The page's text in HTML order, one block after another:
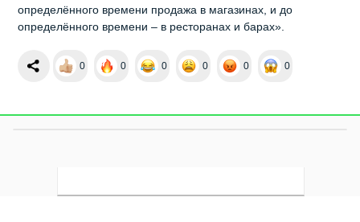
определённого времени продажа в магазинах, и до
определённого времени – в ресторанах и барах».
0 0 0 0 0 0